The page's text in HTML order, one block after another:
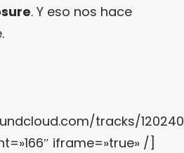
. Y eso nos hace
tracks/
iframe=»true» /]